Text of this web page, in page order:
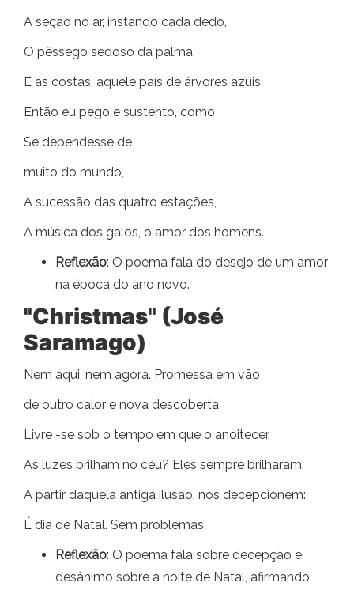
A seção no ar, instando cada dedo,
O pêssego sedoso da palma
E as costas, aquele país de árvores azuis.
Então eu pego e sustento, como
Se dependesse de
muito do mundo,
A sucessão das quatro estações,
A música dos galos, o amor dos homens.
Reflexão: O poema fala do desejo de um amor
na época do ano novo.
"Christmas" (José
Saramago)
Nem aqui, nem agora. Promessa em vão
de outro calor e nova descoberta
Livre -se sob o tempo em que o anoitecer.
As luzes brilham no céu? Eles sempre brilharam.
A partir daquela antiga ilusão, nos decepcionem:
É dia de Natal. Sem problemas.
Reflexão: O poema fala sobre decepção e
desânimo sobre a noite de Natal, afirmando